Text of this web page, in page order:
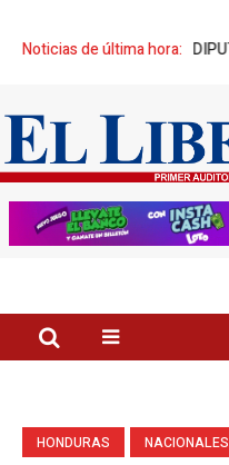
Noticias de última hora:
DE REPRESA A DIPUTADOS
HONDURAS NACIONALES